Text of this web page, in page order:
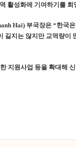
활성화에 기여하기를 희
Hai) 부국장은 “한국
지는 않지만 교역량이
지원사업 등을 확대해